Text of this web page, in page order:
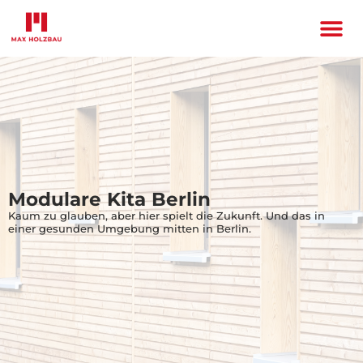
Modulare Kita Berlin
Kaum zu glauben, aber hier spielt die Zukunft. Und das in
einer gesunden Umgebung mitten in Berlin.